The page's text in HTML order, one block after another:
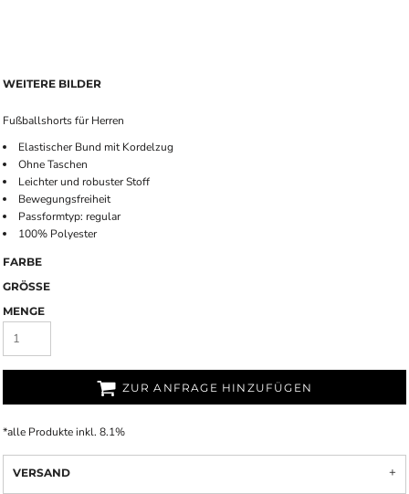
WEITERE BILDER
Fußballshorts für Herren
Elastischer Bund mit Kordelzug
Ohne Taschen
Leichter und robuster Stoff
Bewegungsfreiheit
Passformtyp: regular
100% Polyester
FARBE
GRÖSSE
MENGE
ZUR ANFRAGE HINZUFÜGEN
*alle Produkte inkl. 8.1%
VERSAND